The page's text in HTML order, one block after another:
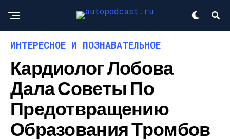
ИНТЕРЕСНОЕ И ПОЗНАВАТЕЛЬНОЕ
Кардиолог Лобова
Дала Советы По
Предотвращению
Образования Тромбов